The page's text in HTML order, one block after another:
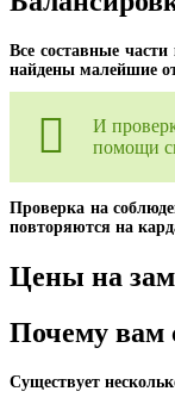
Все составные
найдены малейшие
И
помощи
Проверка на
повторяются на
Цены на
Почему вам
Существует